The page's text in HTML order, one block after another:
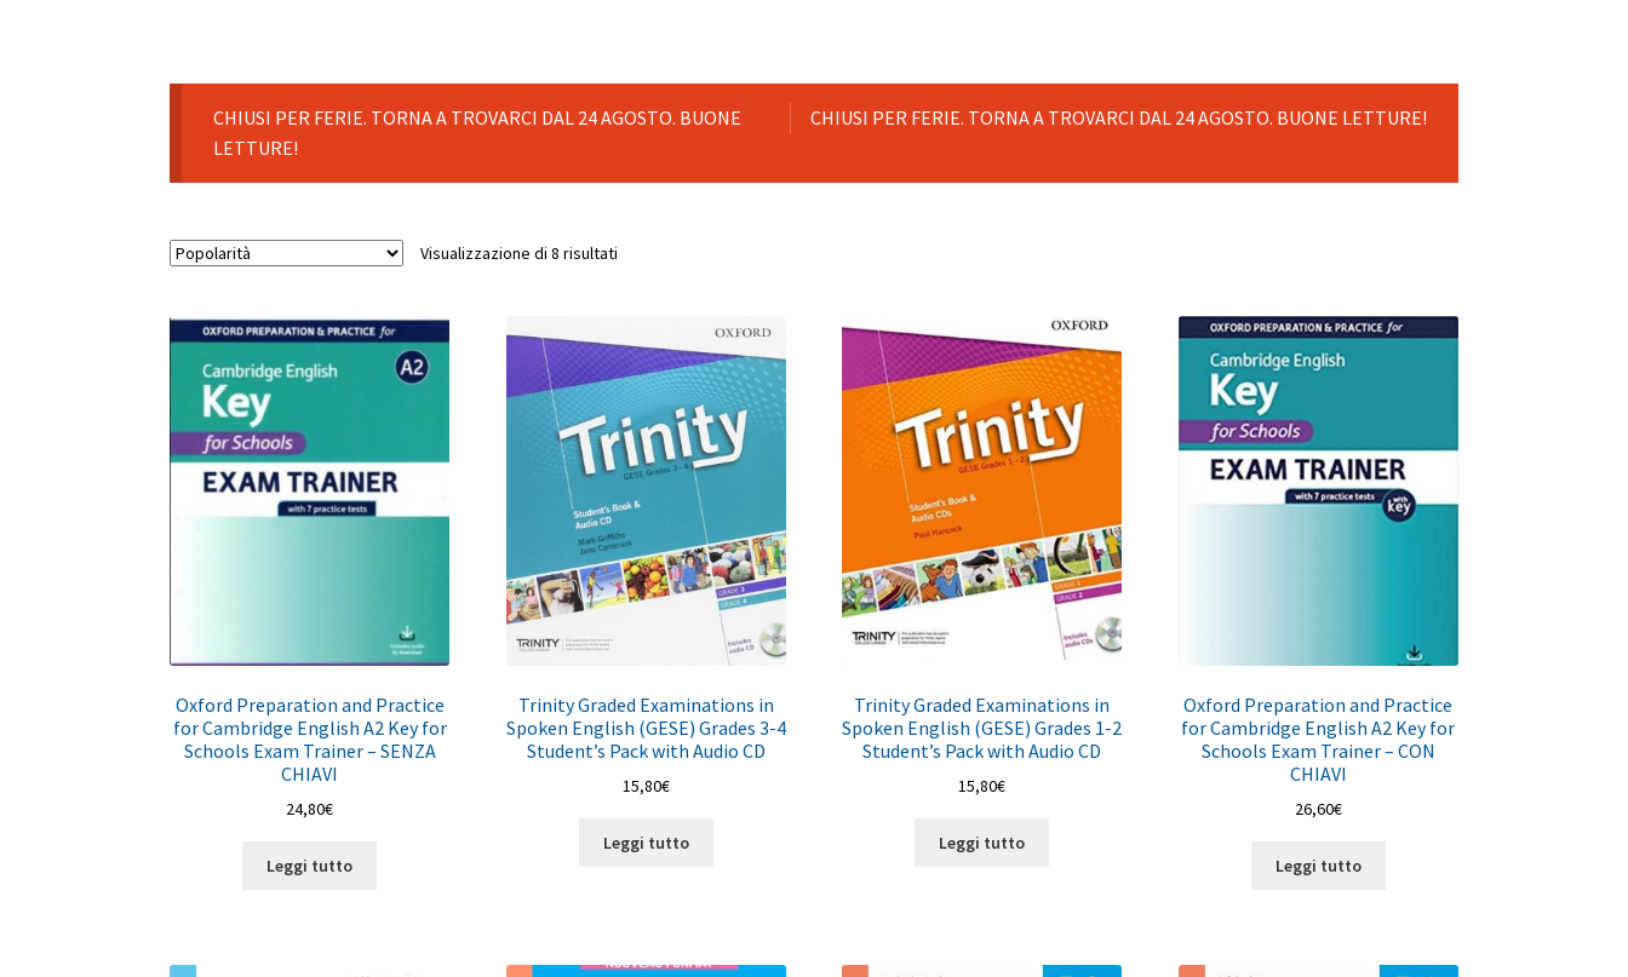
CHIUSI PER FERIE. TORNA A TROVARCI DAL 24 AGOSTO. BUONE LETTURE!
CHIUSI PER FERIE. TORNA A TROVARCI DAL 24 AGOSTO. BUONE
LETTURE!
Visualizzazione di 8 risultati
Oxford Preparation and Practice
for Cambridge English A2 Key for
Schools Exam Trainer – SENZA
CHIAVI
24,80€
Leggi tutto
Trinity Graded Examinations in
Spoken English (GESE) Grades 3-4
Student’s Pack with Audio CD
15,80€
Leggi tutto
Trinity Graded Examinations in
Spoken English (GESE) Grades 1-2
Student’s Pack with Audio CD
15,80€
Leggi tutto
Oxford Preparation and Practice
for Cambridge English A2 Key for
Schools Exam Trainer – CON
CHIAVI
26,60€
Leggi tutto